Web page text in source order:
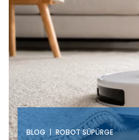
BLOG | ROBOT SÜPÜRGE